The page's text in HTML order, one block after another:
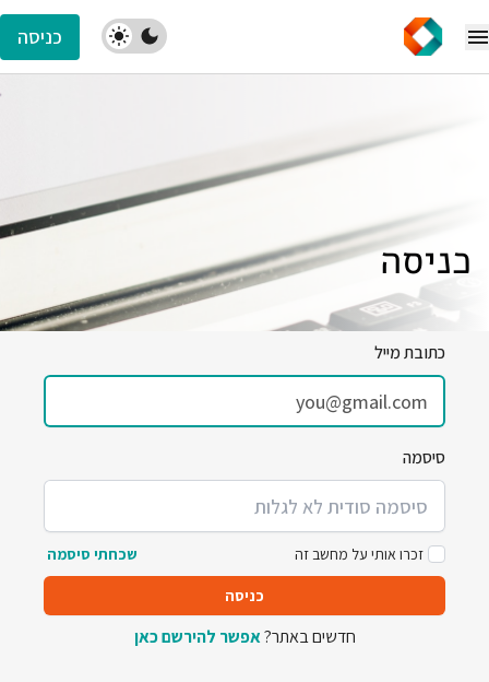
כניסה
כניסה
כתובת מייל
סיסמה
זכרו אותי על מחשב זה שכחתי סיסמה
כניסה
חדשים באתר?אפשר להירשם כאן